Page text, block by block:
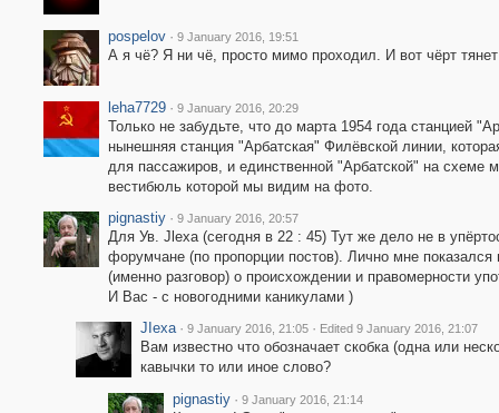
pospelov · 9 January 2016, 19:51
А я чё? Я ни чё, просто мимо проходил. И вот чёрт
leha7729 · 9 January 2016, 20:29
Только не забудьте, что до марта 1954 года станцией
нынешняя станция "Арбатская" Филёвской линии,
для пассажиров, и единственной "Арбатской" на схеме
вестибюль которой мы видим на фото.
pignastiy · 9 January 2016, 20:57
Для Ув. Jlexa (сегодня в 22 : 45) Тут же дело не в
форумчане (по пропорции постов). Лично мне
(именно разговор) о происхождении и правомерности
И Вас - с новогодними каникулами )
JIexa · 9 January 2016, 21:05 · Edited 9 January 2016, 21:07
Вам известно что обозначает скобка (одна или
кавычки то или иное слово?
pignastiy · 9 January 2016, 21:14